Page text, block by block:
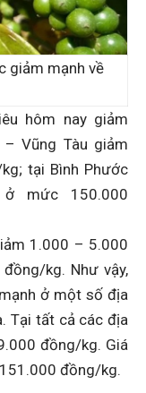
giảm mạnh về
hôm nay giảm
Vũng Tàu giảm
tại Bình Phước
mức 150.000
1.000 – 5.000
kg. Như vậy,
ở một số địa
Tại tất cả các địa
đồng/kg. Giá
đồng/kg.